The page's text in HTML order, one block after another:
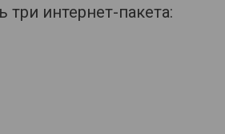
интернет-пакета: